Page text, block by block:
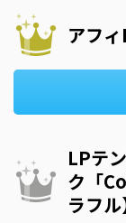
アフ
LPテ
ク「
ラフル